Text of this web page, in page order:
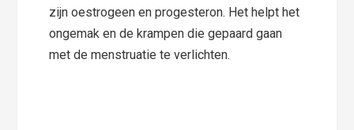
zijn oestrogeen en progesteron. Het helpt het
ongemak en de krampen die gepaard gaan
met de menstruatie te verlichten.